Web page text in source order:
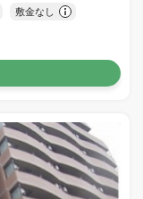
敷金なし